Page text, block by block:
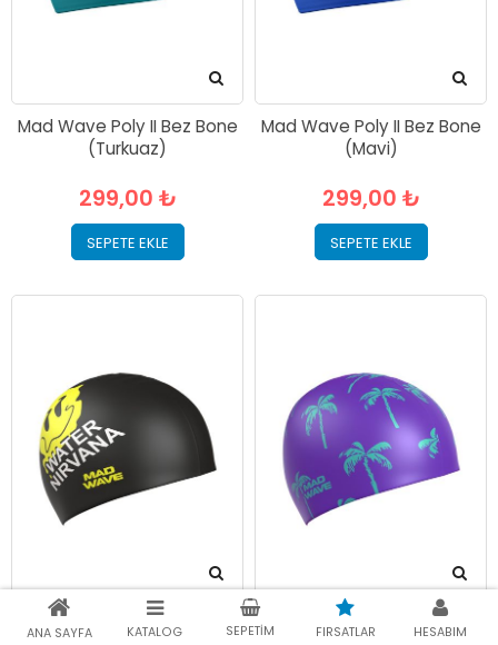
ANA SAYFA KATALOG SEPETIM FIRSATLAR HESABIM
Mad Wave Poly II Bez Bone
(Turkuaz)
299,00 ₺
SEPETE EKLE
Mad Wave Poly II Bez Bone
(Mavi)
299,00 ₺
SEPETE EKLE
Mad Wave NIRVANA Silikon
Mad Wave PALMS Silikon